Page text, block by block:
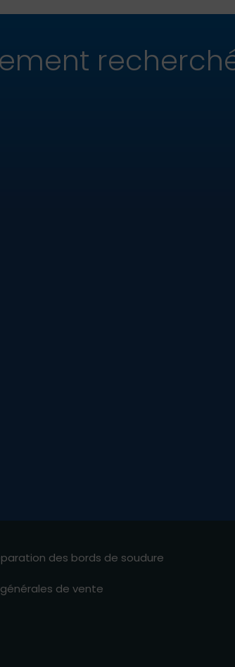
des bords de soudure
de vente